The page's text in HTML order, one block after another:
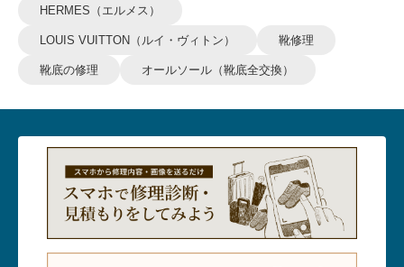
HERMES（エルメス）
LOUIS VUITTON（ルイ・ヴィトン） 靴修理
靴底の修理 オールソール（靴底全交換）